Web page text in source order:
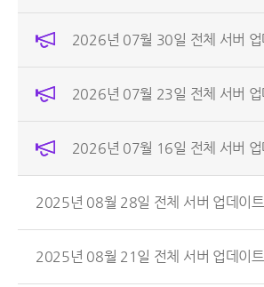
2026년 07월 30일 전체 서버 업
2026년 07월 23일 전체 서버 업
2026년 07월 16일 전체 서버 업
2025년 08월 28일 전체 서버 업데이
2025년 08월 21일 전체 서버 업데이